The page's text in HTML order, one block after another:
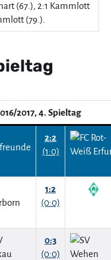
(67.), 2:1 Kammlott
(79.).
2017, 4. Spieltag
2:2
(1:0)
1:2
(0:0)
0:3
(0:0)